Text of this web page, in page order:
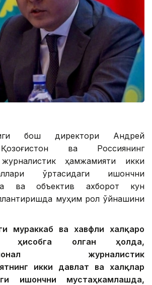
бош директори Андрей
ва Россиянинг
ҳамжамияти икки
ўртасидаги ишончни
ва объектив ахборот кун
муҳим рол ўйнашини
мураккаб ва хавфли халқаро
ҳисобга олган ҳолда,
журналистик
икки давлат ва халқлар
ишончни мустаҳкамлашда,